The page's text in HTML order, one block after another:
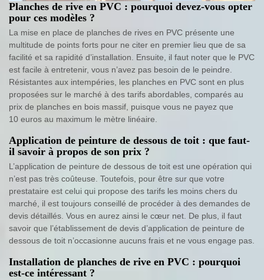
Planches de rive en PVC : pourquoi devez-vous opter
pour ces modèles ?
La mise en place de planches de rives en PVC présente une
multitude de points forts pour ne citer en premier lieu que de sa
facilité et sa rapidité d’installation. Ensuite, il faut noter que le PVC
est facile à entretenir, vous n’avez pas besoin de le peindre.
Résistantes aux intempéries, les planches en PVC sont en plus
proposées sur le marché à des tarifs abordables, comparés au
prix de planches en bois massif, puisque vous ne payez que
10 euros au maximum le mètre linéaire.
Application de peinture de dessous de toit : que faut-
il savoir à propos de son prix ?
L’application de peinture de dessous de toit est une opération qui
n’est pas très coûteuse. Toutefois, pour être sur que votre
prestataire est celui qui propose des tarifs les moins chers du
marché, il est toujours conseillé de procéder à des demandes de
devis détaillés. Vous en aurez ainsi le cœur net. De plus, il faut
savoir que l’établissement de devis d’application de peinture de
dessous de toit n’occasionne aucuns frais et ne vous engage pas.
Installation de planches de rive en PVC : pourquoi
est-ce intéressant ?